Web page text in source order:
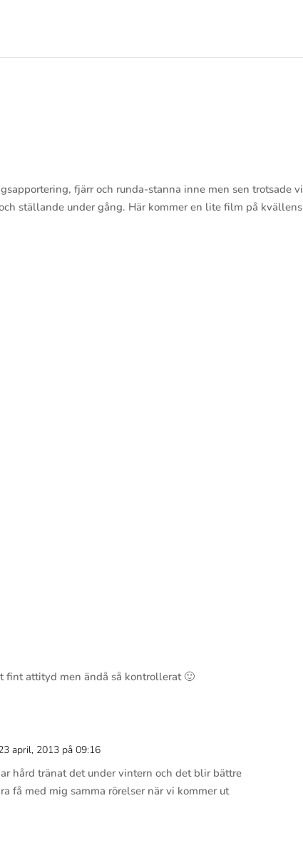
fjärr och runda-stanna inne men sen trotsade vi
ställande under gång. Här kommer en lite film på kvällens
fint attityd men ändå så kontrollerat 🙂
april, 2013 på 09:16
hård tränat det under vintern och det blir bättre
få med mig samma rörelser när vi kommer ut